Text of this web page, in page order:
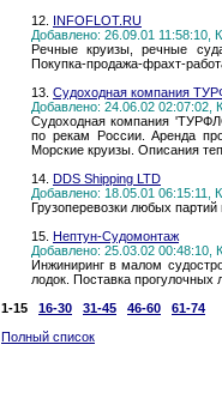
12. INFOFLOT.RU
Добавлено: 26.09.01 11:58:10,
Речные круизы, речные
Покупка-продажа-фрахт-
13. Судоходная компания
Добавлено: 24.06.02 02:07:02,
Судоходная компания
по рекам России. Аренда
Морские круизы. Описания
14. DDS Shipping LTD
Добавлено: 18.05.01 06:15:11,
Грузоперевозки любых партий
15. Нептун-Судомонтаж
Добавлено: 25.03.02 00:48:10,
Инжиниринг в малом
лодок. Поставка прогулочных
1-15
16-30 31-45 46-60
61-74
Полный список